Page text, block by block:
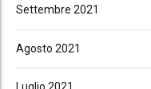
Settembre 2021
Agosto 2021